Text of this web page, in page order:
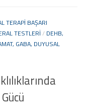
TERAPI BAŞARI
TESTLERI / DEHB,
GABA, DUYUSAL